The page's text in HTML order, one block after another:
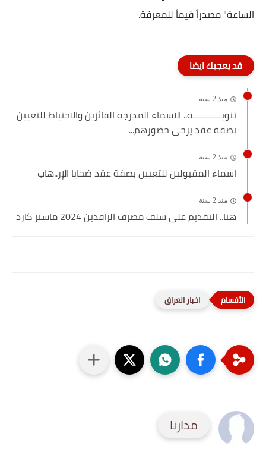
الساعة" مصدراً قيماً للمعرفة.
قد يعجبك ايضا
منذ 2 سنة
تنويــــــــــــه.. الاسماء المدرجه الفائزين والاحتياط للتعيين
بصفة عقد يرجى حضورهم...
منذ 2 سنة
اسماء المقبولين للتعيين بصفة عقد ضحايا الإر..هاب
منذ 2 سنة
هنا.. التقديم على سلف مصرف الرافدين 2024 ماستر كارد
اخبار العراق
مدارنا